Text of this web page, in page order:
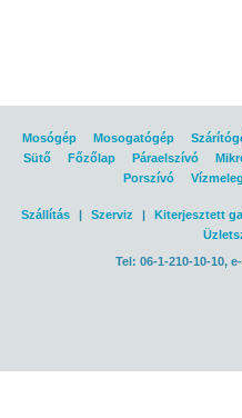
Mosógép Mosogatógép
Sütő
Főzőlap Páraelszívó
Porszívó
Szállítás | Szerviz | Kiterjesztett
Tel: 06-1-210-10-10,